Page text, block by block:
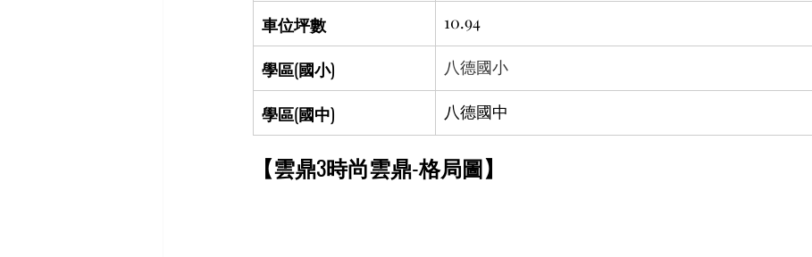
車位坪數 10.94
學區(國小) 八德國小
學區(國中) 八德國中